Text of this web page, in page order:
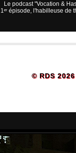
Le podcast "Vocation &
épisode, l'habilleuse de
© RDS